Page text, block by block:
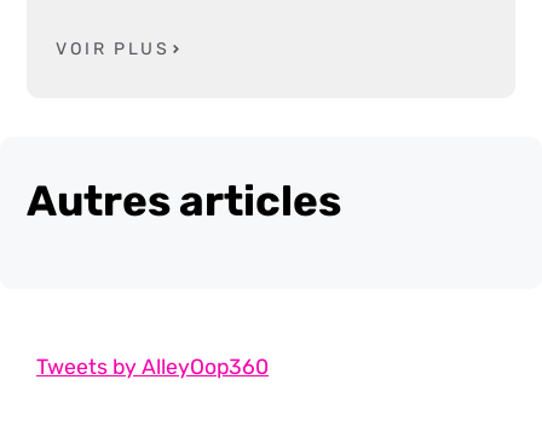
VOIR PLUS
Autres articles
Tweets by AlleyOop360